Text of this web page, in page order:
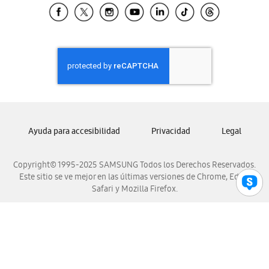
Samsung El Salvador
Samsung Honduras
Samsung Nicaragua
Samsung Panamá
Samsung Venezuela
Copyright© 1995-2025 SAMSUNG Todos los Derechos Reservados.
Este sitio se ve mejor en las últimas versiones de Chrome, Edge,
Safari y Mozilla Firefox.
Ayuda para accesibilidad Privacidad Legal